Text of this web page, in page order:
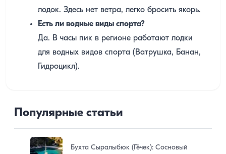
лодок. Здесь нет ветра, легко бросить якорь.
Есть ли водные виды спорта?
Да. В часы пик в регионе работают лодки
для водных видов спорта (Ватрушка, Банан,
Гидроцикл).
Популярные статьи
Бухта Сыралыбюк (Гёчек): Сосновый